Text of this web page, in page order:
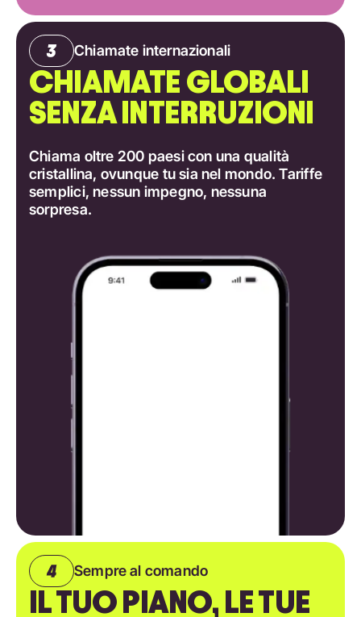
Chiamate internazionali
CHIAMATE GLOBALI
SENZA INTERRUZIONI
Chiama oltre 200 paesi con una qualità
cristallina, ovunque tu sia nel mondo. Tariffe
semplici, nessun impegno, nessuna
sorpresa.
Sempre al comando
IL TUO PIANO, LE TUE